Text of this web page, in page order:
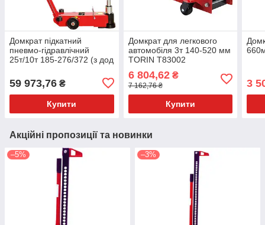
Домкрат підкатний
пневмо-гідравлічний
25т/10т 185-276/372 (з дод
TRA25-2A
59 973,76 ₴
Купити
Домкрат для легкового
автомобіля 3т 140-520 мм
TORIN T83002
6 804,62₴
7 162,76 ₴
Купити
3
Акційні пропозиції та новинки
–5% –3%